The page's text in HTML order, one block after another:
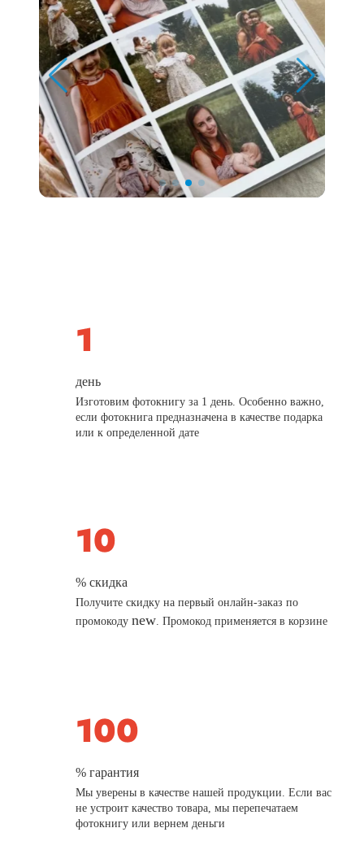
день
Изготовим фотокнигу за 1 день. Особенно важно,
если фотокнига предназначена в качестве подарка
или к определенной дате
% скидка
Получите скидку на первый онлайн-заказ по
промокодуnew. Промокод применяется в корзине
% гарантия
Мы уверены в качестве нашей продукции. Если вас
не устроит качество товара, мы перепечатаем
фотокнигу или вернем деньги